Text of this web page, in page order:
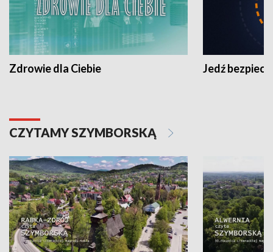
Zdrowie dla Ciebie Jedź
CZYTAMY SZYMBORSKĄ